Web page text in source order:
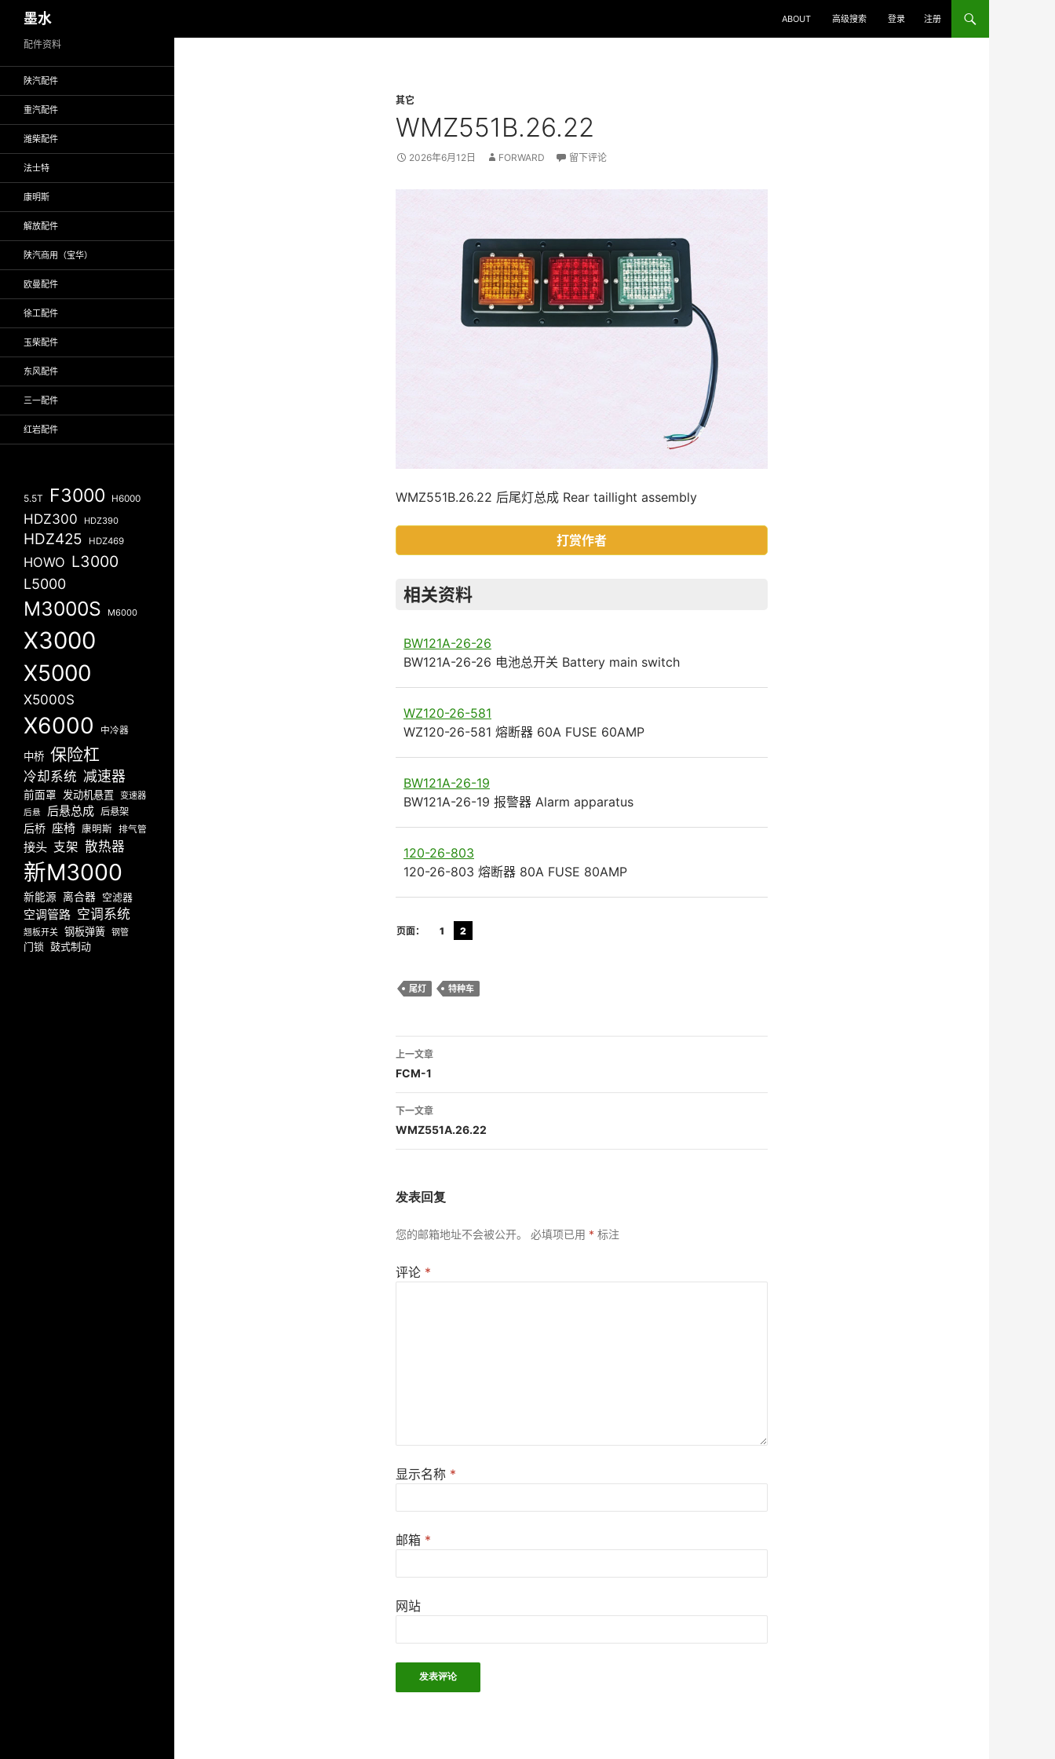
至
墨水 ABOUT 高级搜索 登录 注册
其它
WMZ551B.26.22
2026年6月12日 FORWARD 留下评论
WMZ551B.26.22 后尾灯总成 Rear taillight assembly
打赏作者
相关资料
BW121A-26-26
BW121A-26-26 电池总开关 Battery main switch
WZ120-26-581
WZ120-26-581 熔断器 60A FUSE 60AMP
BW121A-26-19
BW121A-26-19 报警器 Alarm apparatus
120-26-803
120-26-803 熔断器 80A FUSE 80AMP
页面： 1 2
尾灯 特种车
文
章
导
航
上一文章
FCM-1
下一文章
WMZ551A.26.22
发表回复
您的邮箱地址不会被公开。 必填项已用 * 标注
评论 *
显示名称 *
邮箱 *
网站
配件资料
陕汽配件
重汽配件
潍柴配件
法士特
康明斯
解放配件
陕汽商用（宝华）
欧曼配件
徐工配件
玉柴配件
东风配件
三一配件
红岩配件
5.5T F3000 H6000
HDZ300 HDZ390
HDZ425 HDZ469
HOWO L3000
L5000
M3000S M6000
X3000
X5000
X5000S
X6000 中冷器
中桥 保险杠
冷却系统 减速器
前面罩 发动机悬置 变速器
后悬 后悬总成 后悬架
后桥 座椅 康明斯 排气管
接头 支架 散热器
新M3000
新能源 离合器 空滤器
空调管路 空调系统
翘板开关 钢板弹簧 钢管
门锁 鼓式制动